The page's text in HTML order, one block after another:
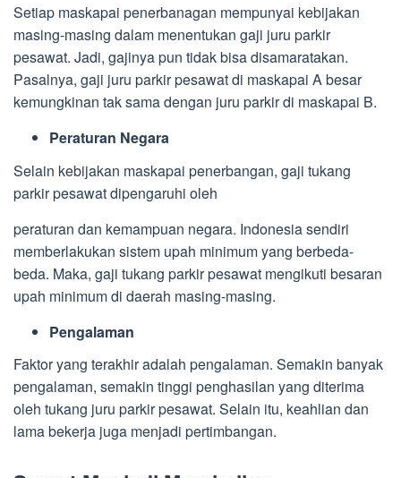
Setiap maskapai penerbanagan mempunyai kebijakan
masing-masing dalam menentukan gaji juru parkir
pesawat. Jadi, gajinya pun tidak bisa disamaratakan.
Pasalnya, gaji juru parkir pesawat di maskapai A besar
kemungkinan tak sama dengan juru parkir di maskapai B.
Peraturan Negara
Selain kebijakan maskapai penerbangan, gaji tukang
parkir pesawat dipengaruhi oleh
peraturan dan kemampuan negara. Indonesia sendiri
memberlakukan sistem upah minimum yang berbeda-
beda. Maka, gaji tukang parkir pesawat mengikuti besaran
upah minimum di daerah masing-masing.
Pengalaman
Faktor yang terakhir adalah pengalaman. Semakin banyak
pengalaman, semakin tinggi penghasilan yang diterima
oleh tukang juru parkir pesawat. Selain itu, keahlian dan
lama bekerja juga menjadi pertimbangan.